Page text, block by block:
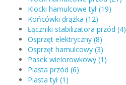
Klocki hamulcowe tył (19)
Końcówki drążka (12)
Łączniki stabilizatora przód (4)
Osprzęt elektryczny (8)
Osprzęt hamulcowy (3)
Pasek wielorowkowy (1)
Piasta przód (6)
Piasta tył (1)